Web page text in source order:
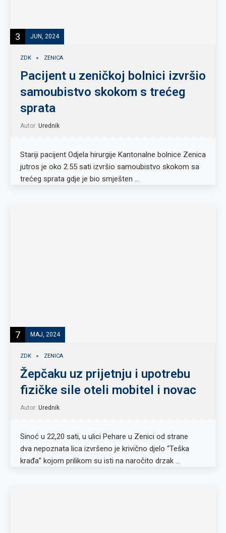
3 JUN, 2024
ZDK ZENICA
Pacijent u zeničkoj bolnici izvršio
samoubistvo skokom s trećeg
sprata
Autor: Urednik
Stariji pacijent Odjela hirurgije Kantonalne bolnice Zenica
jutros je oko 2.55 sati izvršio samoubistvo skokom sa
trećeg sprata gdje je bio smješten …
7 MAJ, 2024
ZDK ZENICA
Žepčaku uz prijetnju i upotrebu
fizičke sile oteli mobitel i novac
Autor: Urednik
Sinoć u 22,20 sati, u ulici Pehare u Zenici od strane
dva nepoznata lica izvršeno je krivično djelo “Teška
krađa” kojom prilikom su isti na naročito drzak …